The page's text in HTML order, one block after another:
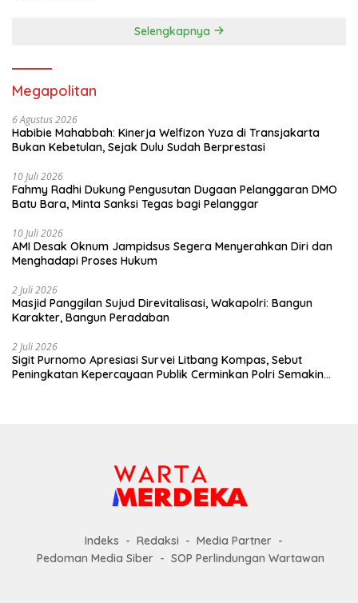
Selengkapnya
Megapolitan
6 Agustus 2026
Habibie Mahabbah: Kinerja Welfizon Yuza di Transjakarta
Bukan Kebetulan, Sejak Dulu Sudah Berprestasi
10 Juli 2026
Fahmy Radhi Dukung Pengusutan Dugaan Pelanggaran DMO
Batu Bara, Minta Sanksi Tegas bagi Pelanggar
10 Juli 2026
AMI Desak Oknum Jampidsus Segera Menyerahkan Diri dan
Menghadapi Proses Hukum
2 Juli 2026
Masjid Panggilan Sujud Direvitalisasi, Wakapolri: Bangun
Karakter, Bangun Peradaban
2 Juli 2026
Sigit Purnomo Apresiasi Survei Litbang Kompas, Sebut
Peningkatan Kepercayaan Publik Cerminkan Polri Semakin
Indeks Redaksi
Media Partner
Pedoman Media Siber
SOP Perlindungan Wartawan